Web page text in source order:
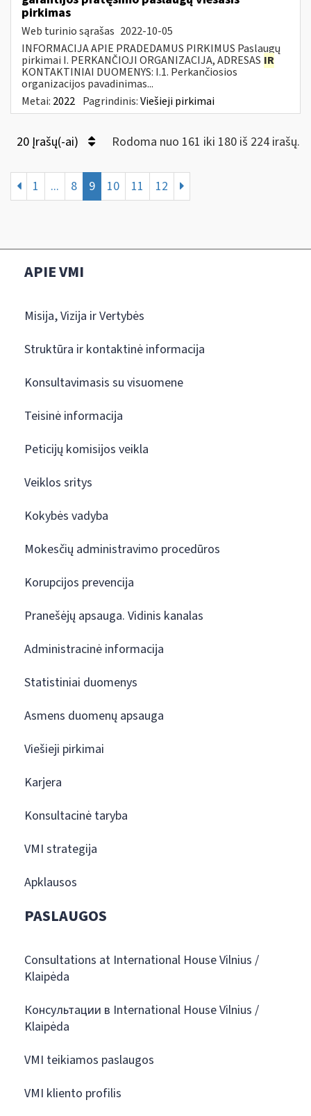
pirkimas
Web turinio sąrašas 2022-10-05
INFORMACIJA APIE PRADEDAMUS PIRKIMUS Paslaugų
pirkimai I. PERKANČIOJI ORGANIZACIJA, ADRESAS IR
KONTAKTINIAI DUOMENYS: I.1. Perkančiosios
organizacijos pavadinimas...
Metai: 2022 Pagrindinis:Viešieji pirkimai
20 Įrašų(-ai) Rodoma nuo 161 iki 180 iš 224 irašų.
1 ... 8 9 10 11 12
APIE VMI
Misija, Vizija ir Vertybės
Struktūra ir kontaktinė informacija
Konsultavimasis su visuomene
Teisinė informacija
Peticijų komisijos veikla
Veiklos sritys
Kokybės vadyba
Mokesčių administravimo procedūros
Korupcijos prevencija
Pranešėjų apsauga. Vidinis kanalas
Administracinė informacija
Statistiniai duomenys
Asmens duomenų apsauga
Viešieji pirkimai
Karjera
Konsultacinė taryba
VMI strategija
Apklausos
PASLAUGOS
Consultations at International House Vilnius /
Klaipėda
Консультации в International House Vilnius /
Klaipėda
VMI teikiamos paslaugos
VMI kliento profilis